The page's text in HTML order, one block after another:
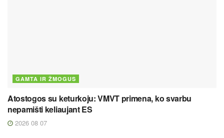
GAMTA IR ŽMOGUS
Atostogos su keturkoju: VMVT primena, ko svarbu
nepamišti keliaujant ES
2026 08 07